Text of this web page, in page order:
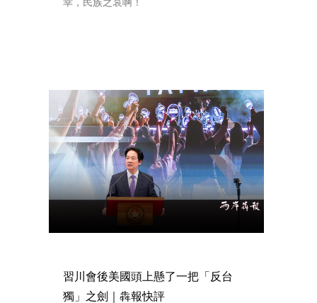
幸，民族之哀啊！
習川會後美國頭上懸了一把「反台
獨」之劍｜犇報快評